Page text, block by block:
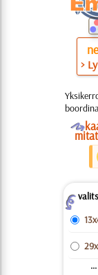
>
O
Z